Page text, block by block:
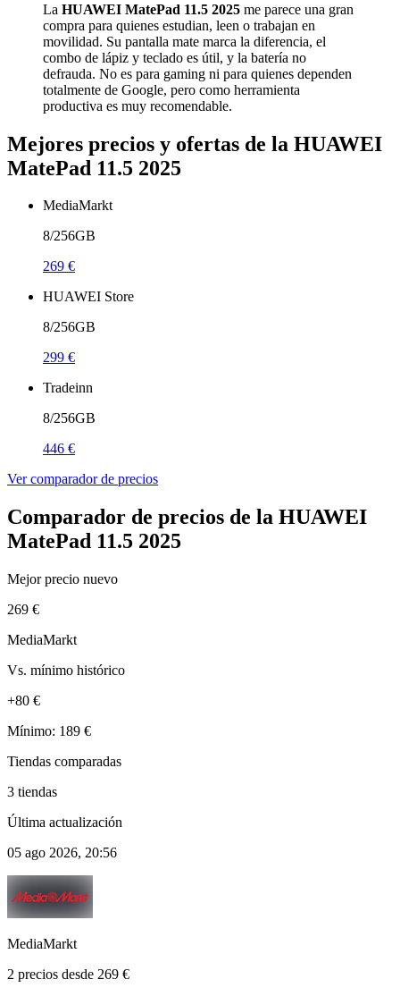
La HUAWEI MatePad 11.5 2025 me parece una gran
compra para quienes estudian, leen o trabajan en
movilidad. Su pantalla mate marca la diferencia, el
combo de lápiz y teclado es útil, y la batería no
defrauda. No es para gaming ni para quienes dependen
totalmente de Google, pero como herramienta
productiva es muy recomendable.
Mejores precios y ofertas de la HUAWEI
MatePad 11.5 2025
MediaMarkt
8/256GB
269 €
HUAWEI Store
8/256GB
299 €
Tradeinn
8/256GB
446 €
Ver comparador de precios
Comparador de precios de la HUAWEI
MatePad 11.5 2025
Mejor precio nuevo
269 €
MediaMarkt
Vs. mínimo histórico
+80 €
Mínimo: 189 €
Tiendas comparadas
3 tiendas
Última actualización
05 ago 2026, 20:56
MediaMarkt
2 precios desde 269 €